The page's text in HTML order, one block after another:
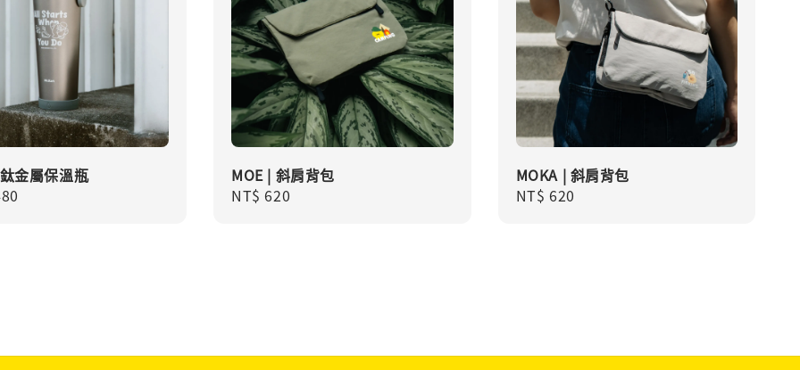
金屬保溫瓶
MOE | 斜肩背包
Regular
NT$ 620
MOKA | 斜肩背包
Regular
NT$ 620